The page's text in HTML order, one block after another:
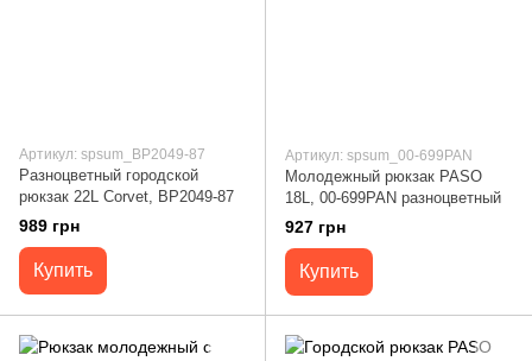
Артикул: spsum_BP2049-87
Разноцветный городской
рюкзак 22L Corvet, BP2049-87
989 грн
Купить
Артикул: spsum_00-699PAN
Молодежный рюкзак PASO
18L, 00-699PAN разноцветный
927 грн
Купить